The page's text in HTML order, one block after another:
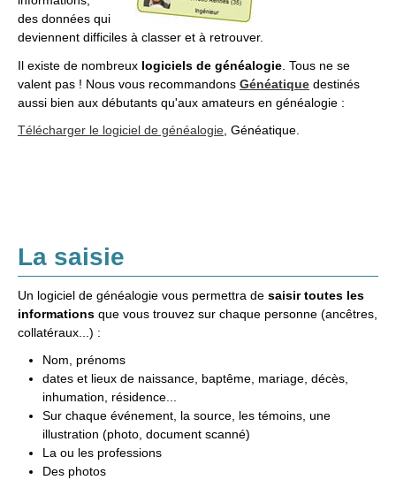
des données qui
deviennent difficiles à classer et à retrouver.
Il existe de nombreux logiciels de généalogie . Tous ne se
valent pas ! Nous vous recommandons Généatique destinés
aussi bien aux débutants qu'aux amateurs en généalogie :
Télécharger le logiciel de généalogie , Généatique.
La saisie
Un logiciel de généalogie vous permettra de saisir toutes les
informations que vous trouvez sur chaque personne (ancêtres,
collatéraux...) :
Nom, prénoms
dates et lieux de naissance, baptême, mariage, décès,
inhumation, résidence...
Sur chaque événement, la source, les témoins, une
illustration (photo, document scanné)
La ou les professions
Des photos